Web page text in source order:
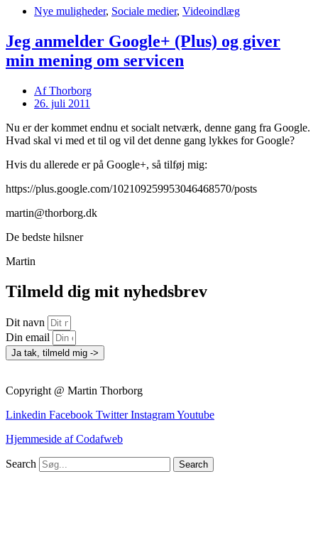
Nye muligheder, Sociale medier, Videoindlæg
Jeg anmelder Google+ (Plus) og giver
min mening om servicen
AfThorborg
26. juli 2011
Nu er der kommet endnu et socialt netværk, denne gang fra Google.
Hvad skal vi med et til og vil det denne gang lykkes for Google?
Hvis du allerede er på Google+, så tilføj mig:
https://plus.google.com/102109259953046468570/posts
martin@thorborg.dk
De bedste hilsner
Martin
Tilmeld dig mit nyhedsbrev
Dit navn
Din email
Ja tak, tilmeld mig ->
Copyright @ Martin Thorborg
Linkedin Facebook Twitter InstagramYoutube
Hjemmeside af Codafweb
Search Search